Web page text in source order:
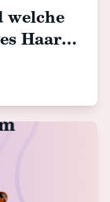
welche
Haar